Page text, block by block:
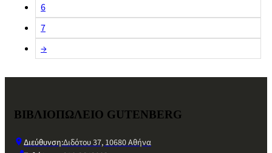
6
7
→
ΒΙΒΛΙΟΠΩΛΕΙΟ GUTENBERG
Διεύθυνση:Διδότου 37, 10680 Αθήνα